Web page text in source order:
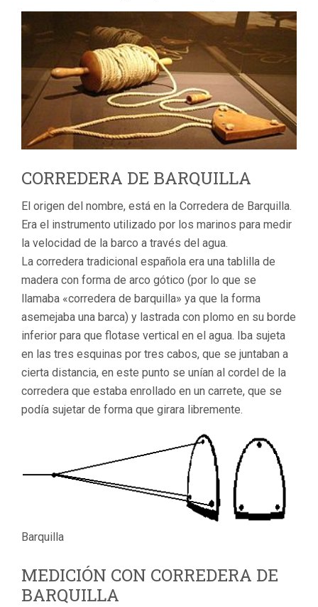
CORREDERA DE BARQUILLA
El origen del nombre, está en la Corredera de Barquilla.
Era el instrumento utilizado por los marinos para medir
la velocidad de la barco a través del agua.
La corredera tradicional española era una tablilla de
madera con forma de arco gótico (por lo que se
llamaba «corredera de barquilla» ya que la forma
asemejaba una barca) y lastrada con plomo en su borde
inferior para que flotase vertical en el agua. Iba sujeta
en las tres esquinas por tres cabos, que se juntaban a
cierta distancia, en este punto se unían al cordel de la
corredera que estaba enrollado en un carrete, que se
podía sujetar de forma que girara libremente.
Barquilla
MEDICIÓN CON CORREDERA DE
BARQUILLA